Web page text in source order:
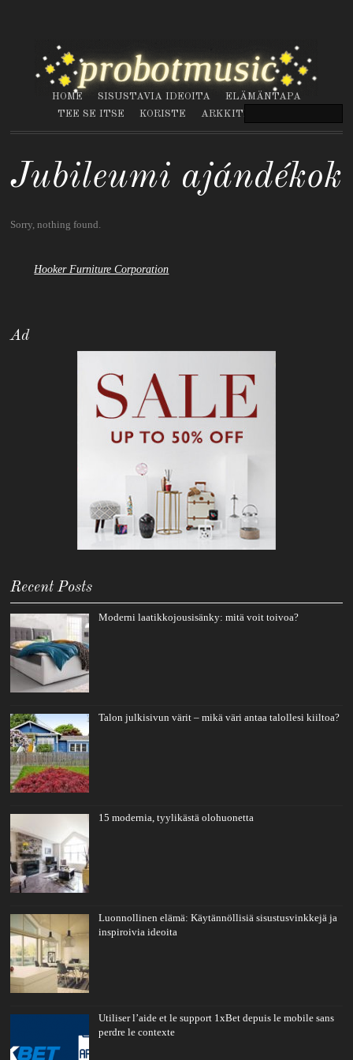
HOME SISUSTAVIA IDEOITA
ELÄMÄNTAPA
TEE SE ITSE
KORISTE ARKKITEHTUURI
Jubileumi ajándékok
Sorry, nothing found.
Hooker Furniture Corporation
Ad
Recent Posts
Moderni laatikkojousisänky: mitä voit toivoa?
Talon julkisivun värit – mikä väri antaa talollesi kiiltoa?
15 modernia, tyylikästä olohuonetta
Luonnollinen elämä: Käytännöllisiä sisustusvinkkejä ja
inspiroivia ideoita
Utiliser l’aide et le support 1xBet depuis le mobile sans
perdre le contexte